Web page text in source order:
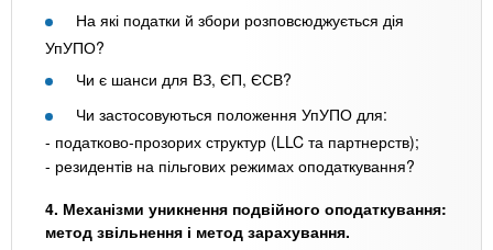
На які податки й збори розповсюджується дія
УпУПО?
Чи є шанси для ВЗ, ЄП, ЄСВ?
Чи застосовуються положення УпУПО для:
- податково-прозорих структур (LLC та партнерств);
- резидентів на пільгових режимах оподаткування?
4. Механізми уникнення подвійного оподаткування:
метод звільнення і метод зарахування.